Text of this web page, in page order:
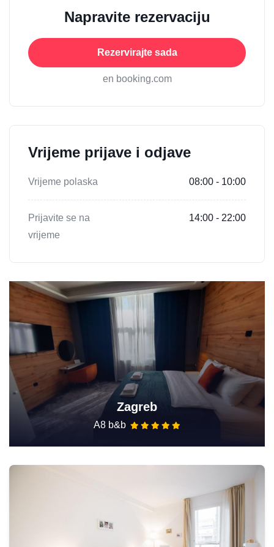
Napravite rezervaciju
Rezervirajte sada
en booking.com
Vrijeme prijave i odjave
Vrijeme polaska 08:00 - 10:00
Prijavite se na
vrijeme
14:00 - 22:00
Zagreb
A8 b&b